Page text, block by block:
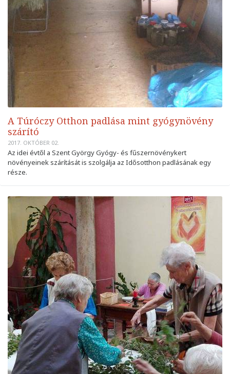
A Túróczy Otthon padlása mint gyógynövény
szárító
2017. OKTÓBER 02.
Az idei évtől a Szent György Gyógy- és fűszernövénykert
növényeinek szárítását is szolgálja az Idősotthon padlásának egy
része.